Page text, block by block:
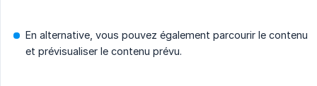
En alternative, vous pouvez également parcourir le contenu
et prévisualiser le contenu prévu.